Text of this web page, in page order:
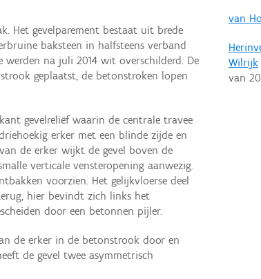
van
Wilrijk
van
Het gevelparement bestaat uit brede
baksteen in halfsteens verband
werden na juli 2014 wit overschilderd. De
geplaatst, de betonstroken lopen
gevelreliëf waarin de centrale travee
erker met een blinde zijde en
de erker wijkt de gevel boven de
verticale vensteropening aanwezig.
voorzien. Het gelijkvloerse deel
hier bevindt zich links het
door een betonnen pijler.
de erker in de betonstrook door en
de gevel twee asymmetrisch